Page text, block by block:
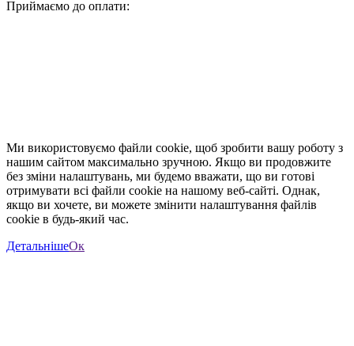
Приймаємо до оплати:
Ми використовуємо файли cookie, щоб зробити вашу роботу з
нашим сайтом максимально зручною. Якщо ви продовжите
без зміни налаштувань, ми будемо вважати, що ви готові
отримувати всі файли cookie на нашому веб-сайті. Однак,
якщо ви хочете, ви можете змінити налаштування файлів
cookie в будь-який час.
ДетальнішеОк